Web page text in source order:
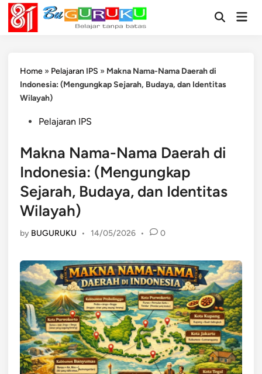
Skip
content
OpenMain
Home » Pelajaran IPS » Makna Nama-Nama Daerah di
Indonesia: (Mengungkap Sejarah, Budaya, dan Identitas
Wilayah)
PostedPelajaran IPS
Makna Nama-Nama Daerah di
Indonesia: (Mengungkap
Sejarah, Budaya, dan Identitas
Wilayah)
by BUGURUKU • 14/05/2026 • 0